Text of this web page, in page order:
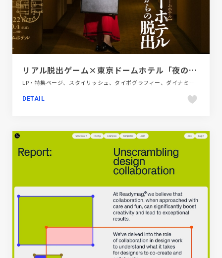
リアル脱出ゲーム×東京ドームホテル「夜のミステリーホテルからの脱出」
LP・特集ページ、スタイリッシュ、タイポグラフィー、ダイナミック、ブラック系 、ベージュ・ゴールド系、商業施設・レジャー、大きめ写真、施設・店舗サイト、旅行・ホテル・観光
DETAIL